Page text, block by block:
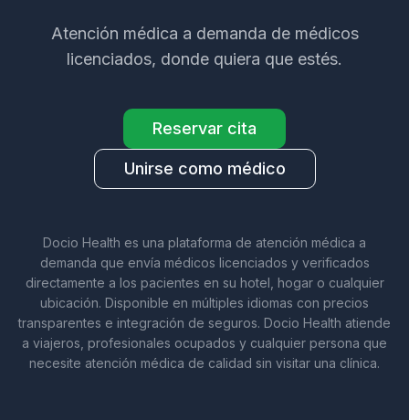
Atención médica a demanda de médicos
licenciados, donde quiera que estés.
Reservar cita
Unirse como médico
Docio Health es una plataforma de atención médica a
demanda que envía médicos licenciados y verificados
directamente a los pacientes en su hotel, hogar o cualquier
ubicación. Disponible en múltiples idiomas con precios
transparentes e integración de seguros. Docio Health atiende
a viajeros, profesionales ocupados y cualquier persona que
necesite atención médica de calidad sin visitar una clínica.